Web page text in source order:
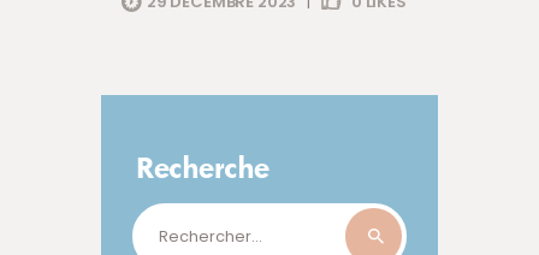
Recherche
Rechercher :